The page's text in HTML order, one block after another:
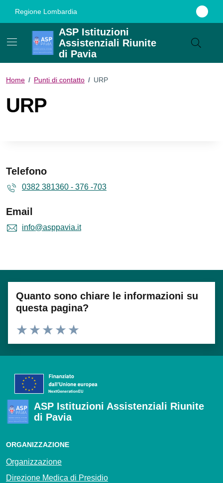
Regione Lombardia
ASP Istituzioni
Assistenziali Riunite
di Pavia
Home / Punti di contatto / URP
URP
Telefono
0382 381360 - 376 -703
Email
info@asppavia.it
Quanto sono chiare le informazioni su
questa pagina?
ASP Istituzioni Assistenziali Riunite
di Pavia
ORGANIZZAZIONE
Organizzazione
Direzione Medica di Presidio